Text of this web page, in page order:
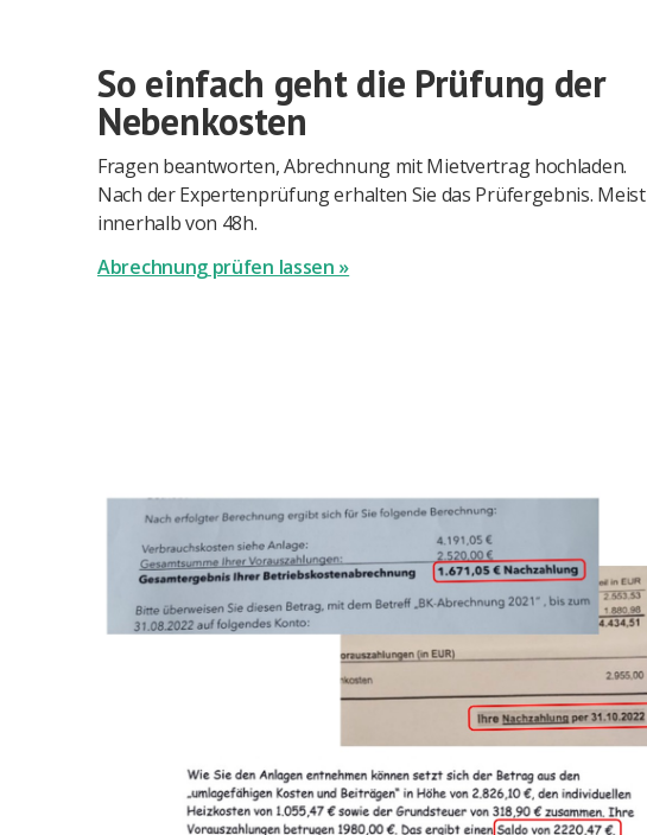
So einfach geht die Prüfung der
Nebenkosten
Fragen beantworten, Abrechnung mit Mietvertrag hochladen.
Nach der Expertenprüfung erhalten Sie das Prüfergebnis. Meist
innerhalb von 48h.
Abrechnung prüfen lassen »